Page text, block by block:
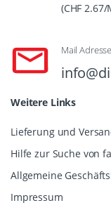
(CHF
Mail Adresse
Weitere Links
Lieferung und
Hilfe zur Suche von
Allgemeine
Impressum